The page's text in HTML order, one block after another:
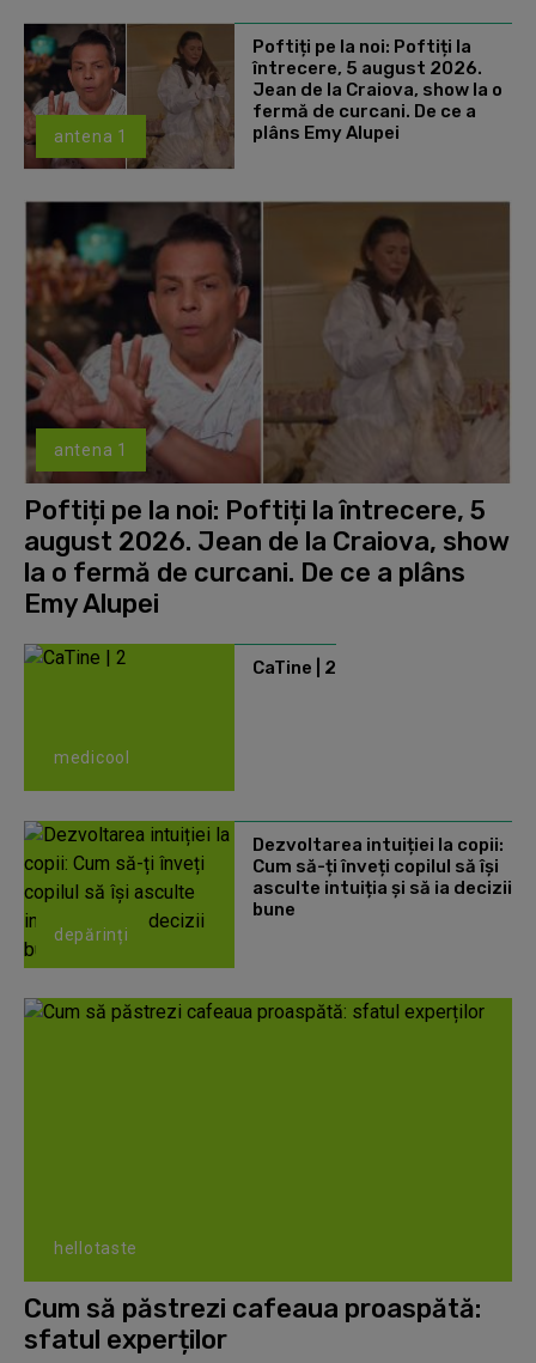
antena 1
Poftiți pe la noi: Poftiți la
întrecere, 5 august 2026.
Jean de la Craiova, show la o
fermă de curcani. De ce a
plâns Emy Alupei
antena 1
Poftiți pe la noi: Poftiți la întrecere, 5
august 2026. Jean de la Craiova, show
la o fermă de curcani. De ce a plâns
Emy Alupei
medicool
CaTine | 2
depărinți
Dezvoltarea intuiției la copii:
Cum să-ți înveți copilul să își
asculte intuiția și să ia decizii
bune
hellotaste
Cum să păstrezi cafeaua proaspătă:
sfatul experților